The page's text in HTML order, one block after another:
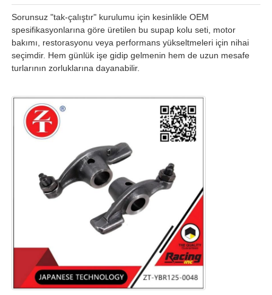
Hakkımızda
Fabrika turu
Bize ulaşın
Teklif isteği
Motosiklet Motor Parçaları
motosiklet elektrik bileşenleri
Motosiklet Modifikasyon Parçaları
Sorunsuz "tak-çalıştır" kurulumu için kesinlikle OEM
spesifikasyonlarına göre üretilen bu supap kolu seti, motor
bakımı, restorasyonu veya performans yükseltmeleri için nihai
seçimdir. Hem günlük işe gidip gelmenin hem de uzun mesafe
turlarının zorluklarına dayanabilir.